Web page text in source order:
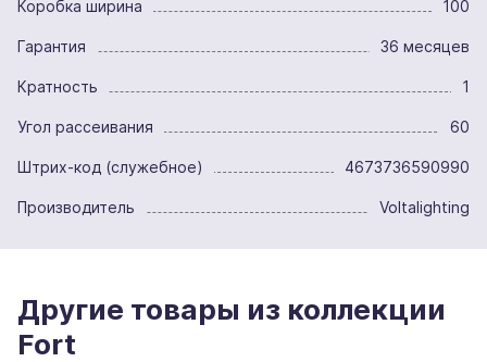
Коробка ширина 100
Гарантия 36 месяцев
Кратность 1
Угол рассеивания 60
Штрих-код (служебное) 4673736590990
Производитель Voltalighting
Другие товары из коллекции
Fort